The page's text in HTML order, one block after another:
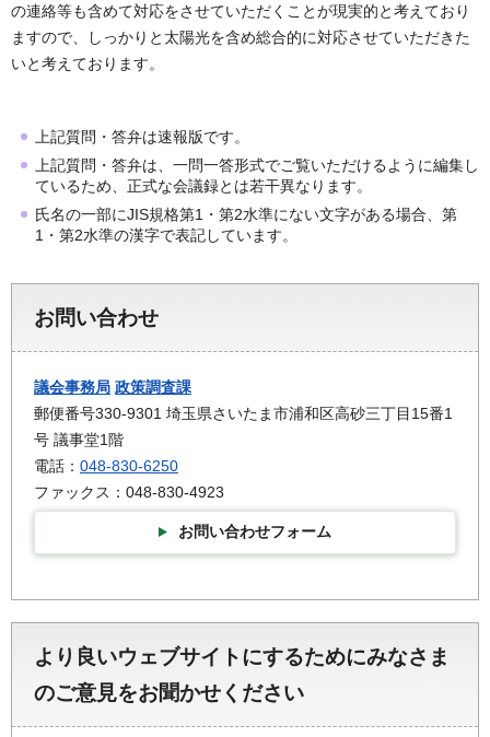
の連絡等も含めて対応をさせていただくことが現実的と考えており
ますので、しっかりと太陽光を含め総合的に対応させていただきた
いと考えております。
上記質問・答弁は速報版です。
上記質問・答弁は、一問一答形式でご覧いただけるように編集し
ているため、正式な会議録とは若干異なります。
氏名の一部にJIS規格第1・第2水準にない文字がある場合、第
1・第2水準の漢字で表記しています。
お問い合わせ
議会事務局 政策調査課
郵便番号330-9301 埼玉県さいたま市浦和区高砂三丁目15番1
号 議事堂1階
電話： 048-830-6250
ファックス：048-830-4923
お問い合わせフォーム
より良いウェブサイトにするためにみなさま
のご意見をお聞かせください